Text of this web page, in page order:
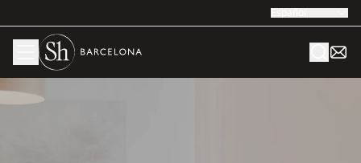
Español